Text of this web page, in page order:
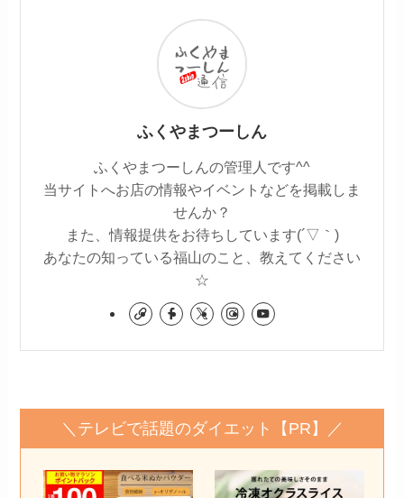
ふくやまつーしん
ふくやまつーしんの管理人です^^
当サイトへお店の情報やイベントなどを掲載しま
せんか？
また、情報提供をお待ちしています(´▽｀)
あなたの知っている福山のこと、教えてください
☆
＼テレビで話題のダイエット【PR】／